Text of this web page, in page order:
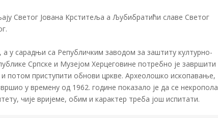
Светог Јована Крститеља а Љубибратићи славе Светог
у сарадњи са Републичким заводом за заштиту културно-
Српске и Музејом Херцеговине потребно је завршити
потом приступити обнови цркве. Археолошко ископавање,
у времену од 1962. године показало је да се некропола
чије вријеме, обим и карактер треба још испитати.